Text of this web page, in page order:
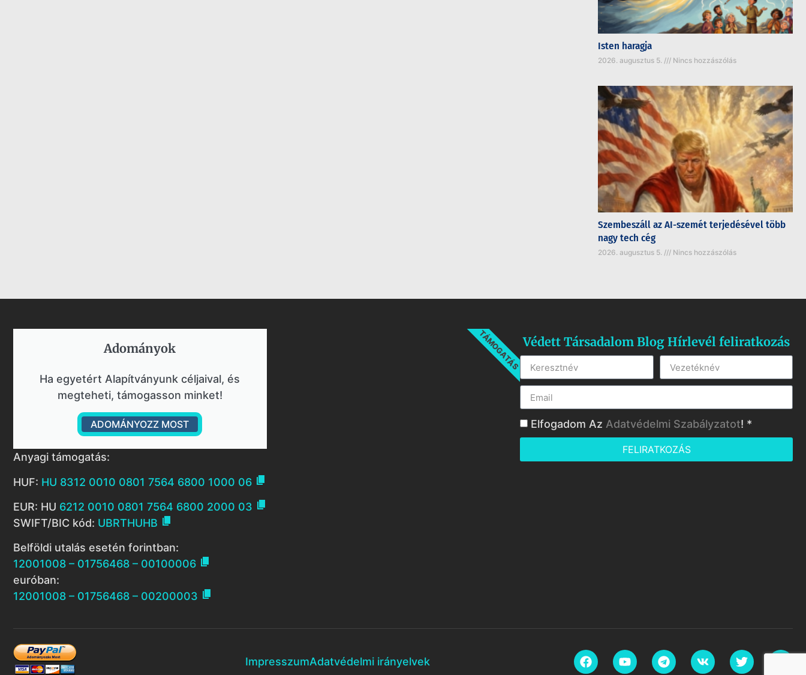
Isten haragja
2026. augusztus 5. Nincs hozzászólás
Szembeszáll az AI-szemét terjedésével több
nagy tech cég
2026. augusztus 5. Nincs hozzászólás
Adományok​
Ha egyetért Alapítványunk céljaival, és
megteheti, támogasson minket!
ADOMÁNYOZZ MOST
TÁMOGATÁS
Anyagi támogatás:
HUF: HU 8312 0010 0801 7564 6800 1000 06 
EUR: HU 6212 0010 0801 7564 6800 2000 03 
SWIFT/BIC kód: UBRTHUHB 
Belföldi utalás esetén forintban:
12001008 – 01756468 – 00100006 
euróban:
12001008 – 01756468 – 00200003 
Védett Társadalom Blog Hírlevél feliratkozás
Elfogadom Az Adatvédelmi Szabályzatot! *
FELIRATKOZÁS
ImpresszumAdatvédelmi irányelvek